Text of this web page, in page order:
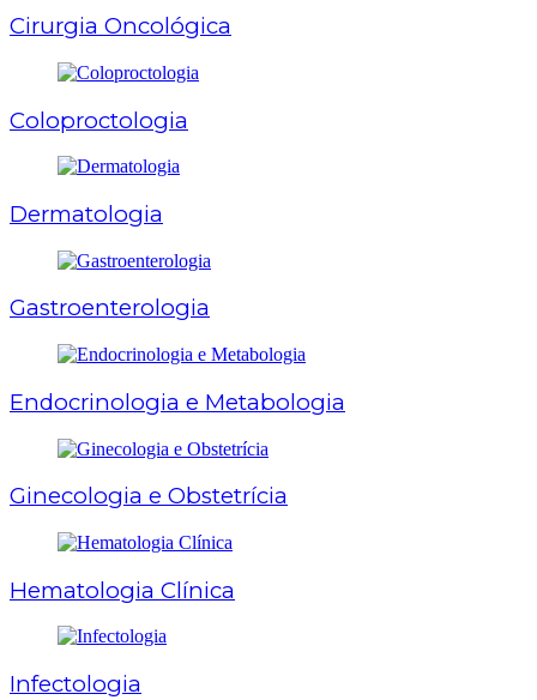
Cirurgia Oncológica
Coloproctologia
Dermatologia
Gastroenterologia
Endocrinologia e Metabologia
Ginecologia e Obstetrícia
Hematologia Clínica
Infectologia